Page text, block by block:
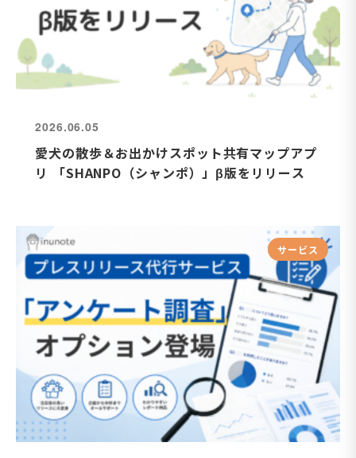
2026.06.05
愛犬の散歩＆お出かけスポット共有マップアプ
リ 「SHANPO（シャンポ）」β版をリリース
サービス